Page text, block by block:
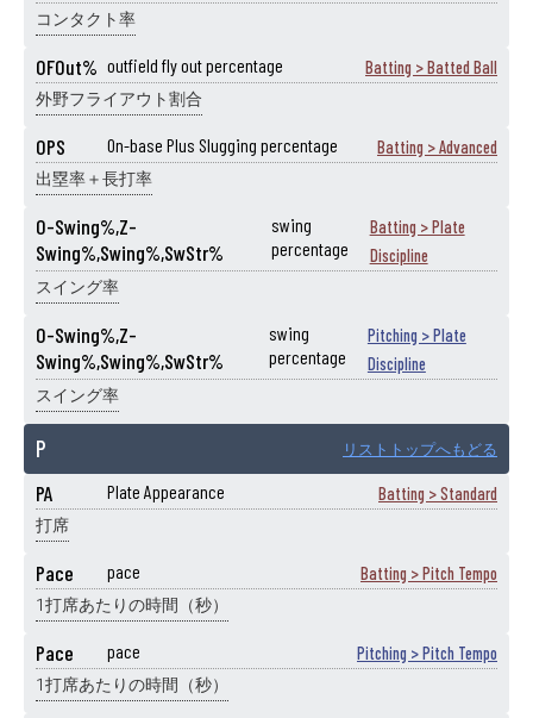
コンタクト率
OFOut% outfield fly out percentage Batting > Batted Ball
外野フライアウト割合
OPS On-base Plus Slugging percentage Batting > Advanced
出塁率＋長打率
O-Swing%,Z-
Swing%,Swing%,SwStr%
swing
percentage
Batting > Plate
Discipline
スイング率
O-Swing%,Z-
Swing%,Swing%,SwStr%
swing
percentage
Pitching > Plate
Discipline
スイング率
P リストトップへもどる
PA Plate Appearance Batting > Standard
打席
Pace pace Batting > Pitch Tempo
1打席あたりの時間（秒）
Pace pace Pitching > Pitch Tempo
1打席あたりの時間（秒）